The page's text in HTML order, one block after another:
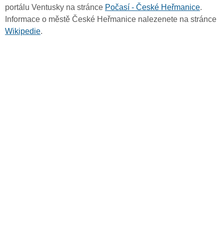
portálu Ventusky na stránce Počasí - České Heřmanice.
Informace o městě České Heřmanice nalezenete na stránce
Wikipedie.